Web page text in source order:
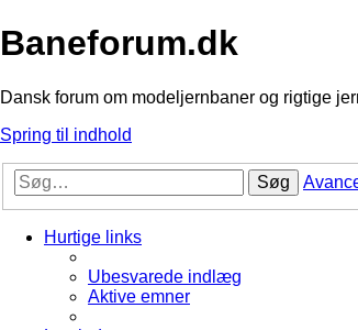
Baneforum.dk
Dansk forum om modeljernbaner og rigtige
Spring til indhold
Søg
Hurtige links
Ubesvarede indlæg
Aktive emner